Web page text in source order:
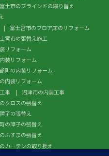
富士市のブラインドの取り替え
富士宮市のフロア床のリフォーム
宮市の張替え施工
リフォーム
装リフォーム
町の内装リフォーム
内装リフォーム
事
沼津市の内装工事
クロスの張替え
子の張替え
の障子の張替え
ふすまの張替え
カーテンの取り換え